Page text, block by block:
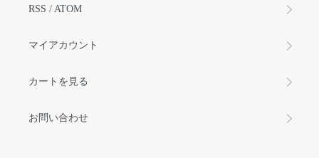
RSS / ATOM
マイアカウント
カートを見る
お問い合わせ